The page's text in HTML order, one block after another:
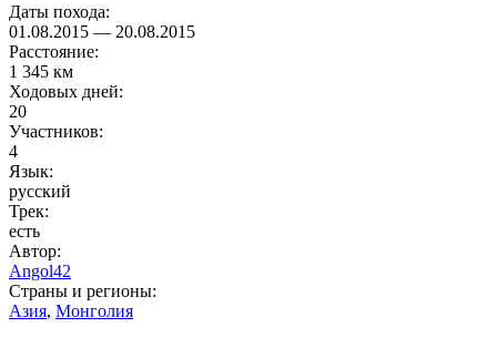
Даты похода:
01.08.2015 — 20.08.2015
Расстояние:
1 345 км
Ходовых дней:
20
Участников:
4
Язык:
русский
Трек:
есть
Автор:
Angol42
Страны и регионы:
Азия, Монголия